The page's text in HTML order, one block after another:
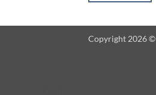
Copyright 2026 ©